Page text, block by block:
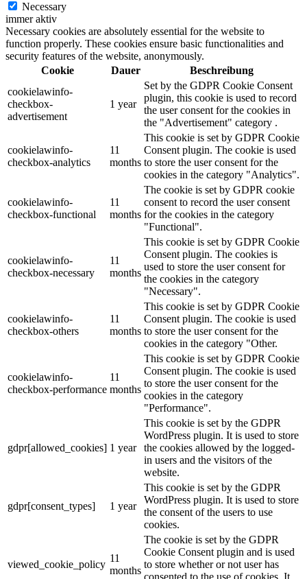
Necessary
immer aktiv
Necessary cookies are absolutely essential for the website to
function properly. These cookies ensure basic functionalities and
security features of the website, anonymously.
Cookie
Dauer
Beschreibung
cookielawinfo-
checkbox-
advertisement
1 year
Set by the GDPR Cookie Consent
plugin, this cookie is used to record
the user consent for the cookies in
the "Advertisement" category .
cookielawinfo-
checkbox-analytics
11
months
This cookie is set by GDPR Cookie
Consent plugin. The cookie is used
to store the user consent for the
cookies in the category "Analytics".
cookielawinfo-
checkbox-functional
11
months
The cookie is set by GDPR cookie
consent to record the user consent
for the cookies in the category
"Functional".
cookielawinfo-
checkbox-necessary
11
months
This cookie is set by GDPR Cookie
Consent plugin. The cookies is
used to store the user consent for
the cookies in the category
"Necessary".
cookielawinfo-
checkbox-others
11
months
This cookie is set by GDPR Cookie
Consent plugin. The cookie is used
to store the user consent for the
cookies in the category "Other.
cookielawinfo-
checkbox-performance
11
months
This cookie is set by GDPR Cookie
Consent plugin. The cookie is used
to store the user consent for the
cookies in the category
"Performance".
gdpr[allowed_cookies] 1 year
This cookie is set by the GDPR
WordPress plugin. It is used to store
the cookies allowed by the logged-
in users and the visitors of the
website.
gdpr[consent_types] 1 year
This cookie is set by the GDPR
WordPress plugin. It is used to store
the consent of the users to use
cookies.
viewed_cookie_policy
11
months
The cookie is set by the GDPR
Cookie Consent plugin and is used
to store whether or not user has